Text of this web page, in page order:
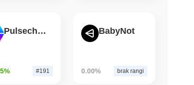
Red zgłasza 85 krytycznych błędów
Pulsechain
#191
BabyNot
0.00% brak rangi